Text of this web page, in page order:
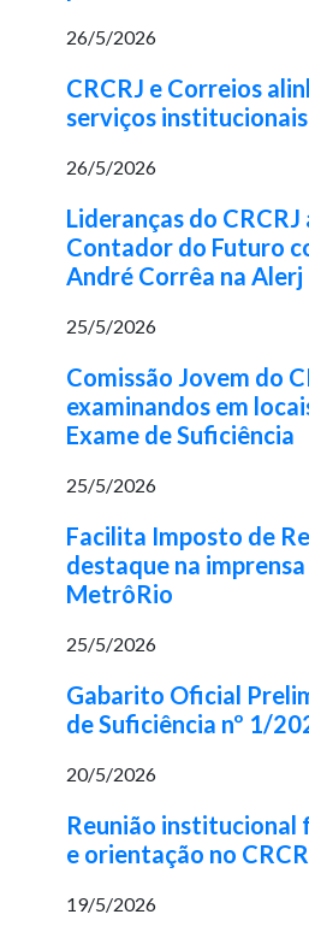
26/5/2026
CRCRJ e Correios
serviços institucionais
26/5/2026
Lideranças do
Contador do Futuro
André Corrêa na Alerj
25/5/2026
Comissão Jovem do
examinandos em
Exame de Suficiência
25/5/2026
Facilita Imposto de
destaque na
MetrôRio
25/5/2026
Gabarito Oficial
de Suficiência nº 1/
20/5/2026
Reunião
e orientação no
19/5/2026